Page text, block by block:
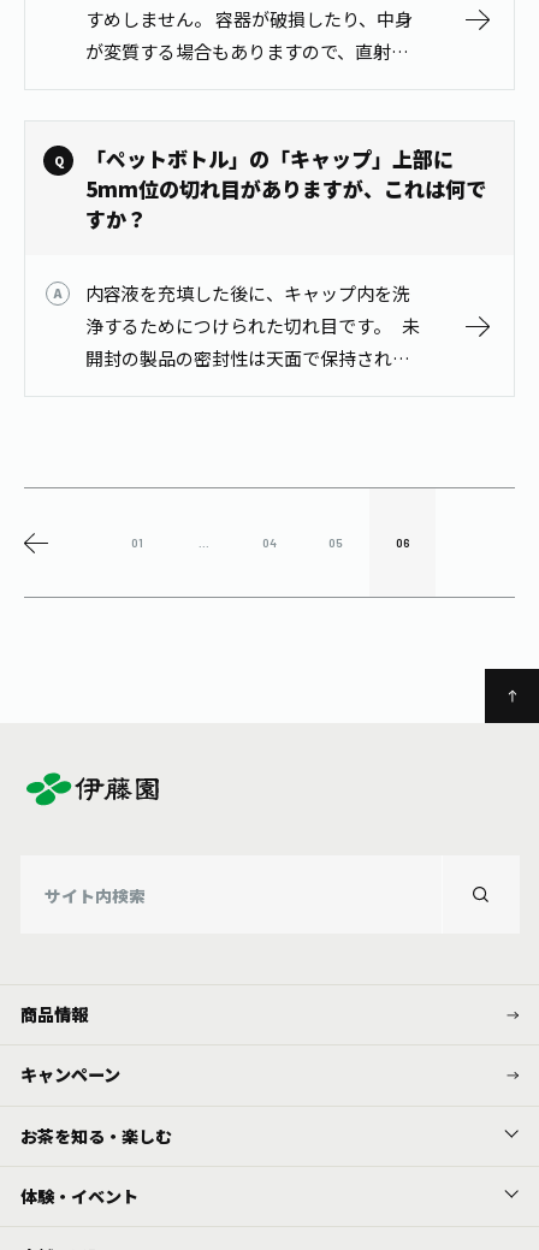
すめしません。 容器が破損したり、中身
が変質する場合もありますので、直射日
光のあたる車内などの暑くなる場所に長
時間置いておくことはお控えください。
「ペットボトル」の「キャップ」上部に
5mm位の切れ目がありますが、これは何で
すか？
内容液を充填した後に、キャップ内を洗
浄するためにつけられた切れ目です。 未
開封の製品の密封性は天面で保持されて
いますので、中身への影響はありませ
01 04 05 06
商品情報
キャンペーン
お茶を知る・楽しむ
体験・イベント